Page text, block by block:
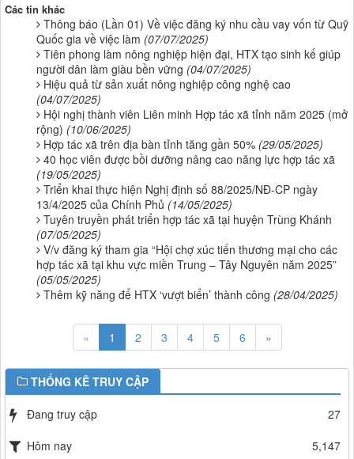
Các tin khác
Thông báo (Lần 01) Về việc đăng ký nhu cầu vay vốn từ Quỹ
Quốc gia về việc làm (07/07/2025)
Tiên phong làm nông nghiệp hiện đại, HTX tạo sinh kế giúp
người dân làm giàu bền vững (04/07/2025)
Hiệu quả từ sản xuất nông nghiệp công nghệ cao
(04/07/2025)
Hội nghị thành viên Liên minh Hợp tác xã tỉnh năm 2025 (mở
rộng) (10/06/2025)
Hợp tác xã trên địa bàn tỉnh tăng gần 50% (29/05/2025)
40 học viên được bồi dưỡng nâng cao năng lực hợp tác xã
(19/05/2025)
Triển khai thực hiện Nghị định số 88/2025/NĐ-CP ngày
13/4/2025 của Chính Phủ (14/05/2025)
Tuyên truyền phát triển hợp tác xã tại huyện Trùng Khánh
(07/05/2025)
V/v đăng ký tham gia “Hội chợ xúc tiến thương mại cho các
hợp tác xã tại khu vực miền Trung – Tây Nguyên năm 2025”
(05/05/2025)
Thêm kỹ năng để HTX ‘vượt biển’ thành công (28/04/2025)
« 1 2 3 4 5 6 »
THỐNG KÊ TRUY CẬP
Đang truy cập
27
Hôm nay
5,147